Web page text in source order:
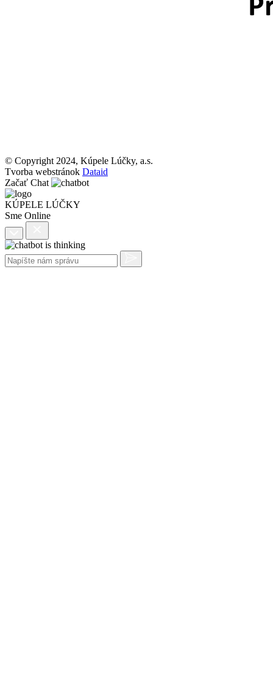
© Copyright 2024, Kúpele Lúčky, a.s.
Tvorba webstránok Dataid
Začať Chat
KÚPELE LÚČKY
Sme Online